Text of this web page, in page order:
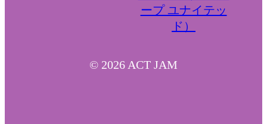
© 2026 ACT JAM